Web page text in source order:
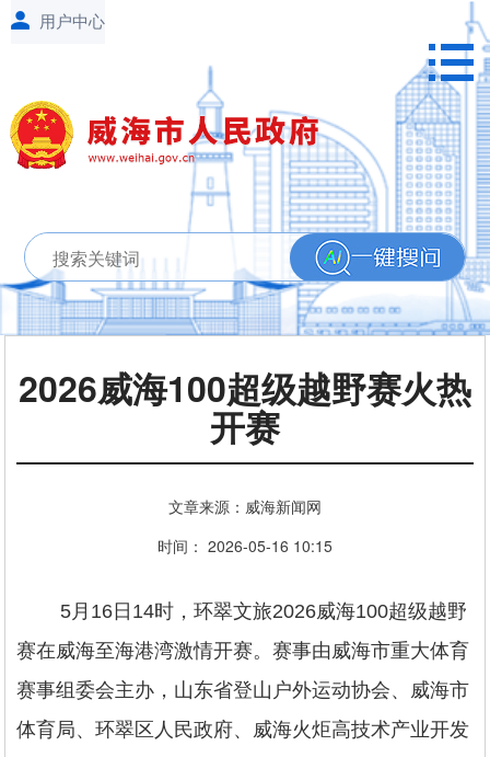
2026威海100超级越野赛火热
开赛
文章来源：威海新闻网
时间： 2026-05-16 10:15
5月16日14时，环翠文旅2026威海100超级越野
赛在威海至海港湾激情开赛。赛事由威海市重大体育
赛事组委会主办，山东省登山户外运动协会、威海市
体育局、环翠区人民政府、威海火炬高技术产业开发